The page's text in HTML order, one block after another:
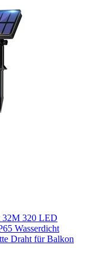
32M 320 LED
Wasserdicht
Draht für Balkon